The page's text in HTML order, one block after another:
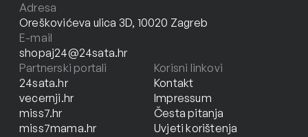
Adresa
Oreškovićeva ulica 3D, 10020 Zagreb
E-mail
shopaj24@24sata.hr
Partnerski portali
24sata.hr
vecernji.hr
miss7.hr
miss7mama.hr
Korisni linkovi
Kontakt
Impressum
Česta pitanja
Uvjeti korištenja